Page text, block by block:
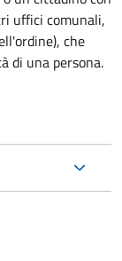
uffici comunali,
che
di una persona.